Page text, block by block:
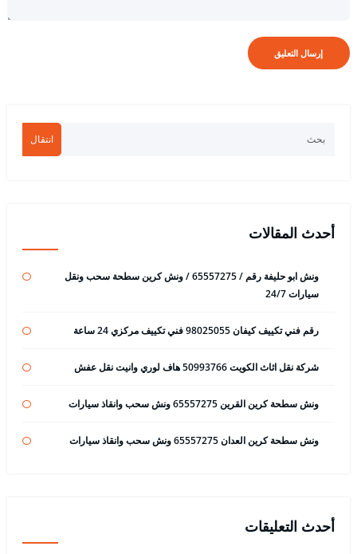
انتقال
أحدث المقالات
ونش ابو حليفة رقم / 65557275 / ونش كرين سطحة سحب ونقل
سيارات 24/7
رقم فني تكييف كيفان 98025055 فني تكييف مركزي 24 ساعة
شركة نقل اثاث الكويت 50993766 هاف لوري وانيت نقل عفش
ونش سطحة كرين القرين 65557275 ونش سحب وانقاذ سيارات
ونش سطحة كرين العدان 65557275 ونش سحب وانقاذ سيارات
أحدث التعليقات